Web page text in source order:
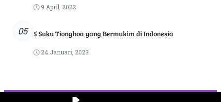
9 April, 2022
05 5 Suku Tionghoa yang Bermukim di Indonesia
24 Januari, 2023